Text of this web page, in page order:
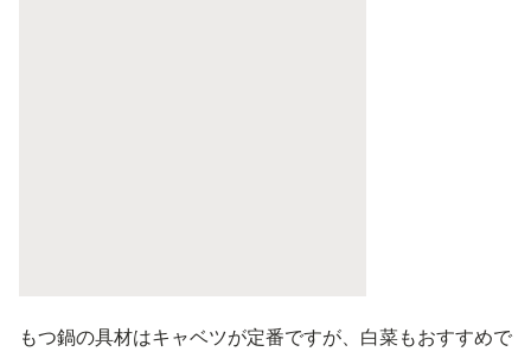
もつ鍋の具材はキャベツが定番ですが、白菜もおすすめで